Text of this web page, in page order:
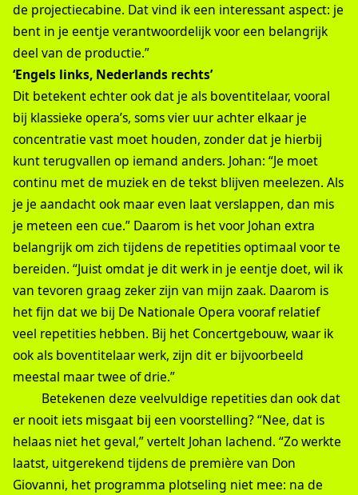
de projectiecabine. Dat vind ik een interessant aspect: je
bent in je eentje verantwoordelijk voor een belangrijk
deel van de productie.”
‘Engels links, Nederlands rechts’
Dit betekent echter ook dat je als boventitelaar, vooral
bij klassieke opera’s, soms vier uur achter elkaar je
concentratie vast moet houden, zonder dat je hierbij
kunt terugvallen op iemand anders. Johan: “Je moet
continu met de muziek en de tekst blijven meelezen. Als
je je aandacht ook maar even laat verslappen, dan mis
je meteen een cue.” Daarom is het voor Johan extra
belangrijk om zich tijdens de repetities optimaal voor te
bereiden. “Juist omdat je dit werk in je eentje doet, wil ik
van tevoren graag zeker zijn van mijn zaak. Daarom is
het fijn dat we bij De Nationale Opera vooraf relatief
veel repetities hebben. Bij het Concertgebouw, waar ik
ook als boventitelaar werk, zijn dit er bijvoorbeeld
meestal maar twee of drie.”
Betekenen deze veelvuldige repetities dan ook dat
er nooit iets misgaat bij een voorstelling? “Nee, dat is
helaas niet het geval,” vertelt Johan lachend. “Zo werkte
laatst, uitgerekend tijdens de première van Don
Giovanni, het programma plotseling niet mee: na de